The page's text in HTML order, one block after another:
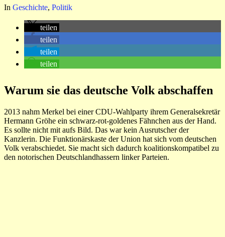
In Geschichte, Politik
teilen
teilen
teilen
teilen
Warum sie das deutsche Volk abschaffen
2013 nahm Merkel bei einer CDU-Wahlparty ihrem Generalsekretär
Hermann Gröhe ein schwarz-rot-goldenes Fähnchen aus der Hand.
Es sollte nicht mit aufs Bild. Das war kein Ausrutscher der
Kanzlerin. Die Funktionärskaste der Union hat sich vom deutschen
Volk verabschiedet. Sie macht sich dadurch koalitionskompatibel zu
den notorischen Deutschlandhassern linker Parteien.